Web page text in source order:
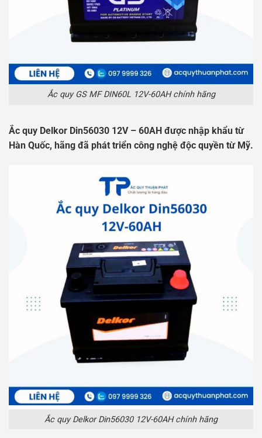
Ắc quy GS MF DIN60L 12V-60AH chính hãng
Ắc quy Delkor Din56030 12V – 60AH được nhập khẩu từ
Hàn Quốc, hãng đã phát triển công nghệ độc quyền từ Mỹ.
Ắc quy Delkor Din56030 12V-60AH chính hãng